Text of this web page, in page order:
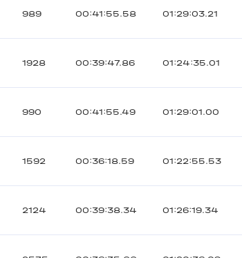
989 00:41:55.58 01:29:03.21
1928 00:39:47.86 01:24:35.01
990 00:41:55.49 01:29:01.00
1592 00:36:18.59 01:22:55.53
2124 00:39:38.34 01:26:19.34